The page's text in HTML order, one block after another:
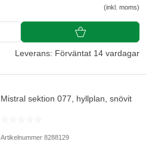
(inkl. moms)
Leverans: Förväntat 14 vardagar
Mistral sektion 077, hyllplan, snövit
Artikelnummer 8288129